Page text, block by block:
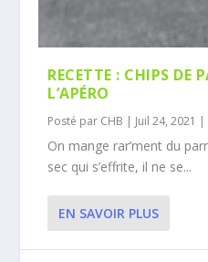
RECETTE : CHIPS DE
L’APÉRO
Posté par CHB | Juil 24, 2021 |
On mange rar’ment du
sec qui s’effrite, il ne se...
EN SAVOIR PLUS